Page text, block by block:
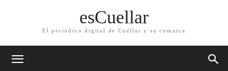
esCuellar
El periódico digital de Cuéllar y su comarca